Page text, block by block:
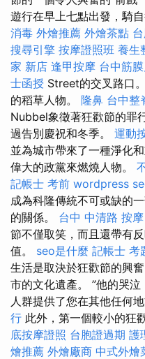
遊行在早上七點出發，騎
消毒 外燴推薦 外燴茶點
搜尋引擎 按摩證照班 養生
家 新店 逢甲按摩 台中筋
士函授 Street的交叉路口
的稻草人物。 隆鼻 台中整
Nubbel象徵著狂歡節的罪
過告別慶祝和冬季。 運動
並為城市帶來了一種淨化
偉大的政黨來燃燒人物。
記帳士 考前 wordpress
成為科隆傳統不可或缺的
的關係。 台中 中清路 按摩
節不僅取笑，而且還帶有
值。 seo是什麼 記帳士 考
生活是取決於狂歡節的興
市的文化遺產。 ”他的哭
人群提供了您在其他任何
行 此外，第一個較小的狂
底按摩證照 台胞證過期 護
燴推薦 外燴廠商 中式外燴